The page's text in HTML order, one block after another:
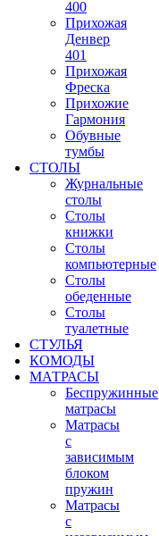
400
Прихожая
Денвер
401
Прихожая
Фреска
Прихожие
Гармония
Обувные
тумбы
СТОЛЫ
Журнальные
столы
Столы
книжки
Столы
компьютерные
Столы
обеденные
Столы
туалетные
СТУЛЬЯ
КОМОДЫ
МАТРАСЫ
Беспружинные
матрасы
Матрасы
с
зависимым
блоком
пружин
Матрасы
с